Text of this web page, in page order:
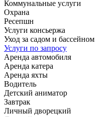
Коммунальные услуги
Охрана
Ресепшн
Услуги консьержа
Уход за садом и бассейном
Услуги по запросу
Аренда автомобиля
Аренда катера
Аренда яхты
Водитель
Детский аниматор
Завтрак
Личный дворецкий